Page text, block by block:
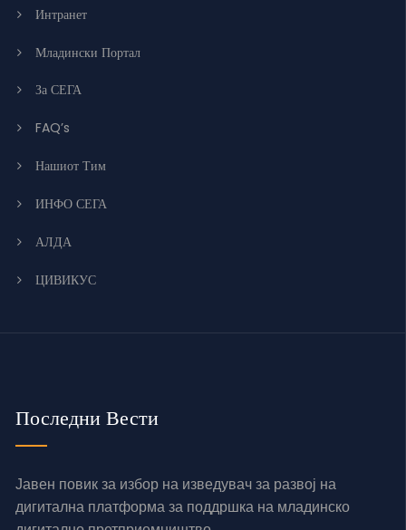
Интранет
Младински Портал
За СЕГА
FAQ’s
Нашиот Тим
ИНФО СЕГА
АЛДА
ЦИВИКУС
Последни Вести
Јавен повик за избор на изведувач за развој на
дигитална платформа за поддршка на младинско